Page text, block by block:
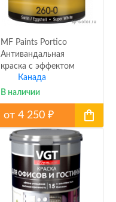
MF Paints Portico
Антивандальная
краска с эффектом
яичной скорлупы
Канада
В наличии
от4 250₽